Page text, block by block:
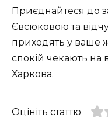
Приєднайтеся до
Євсюковою та
приходять у ваше
спокій чекають на
Харкова.
Оцініть статтю